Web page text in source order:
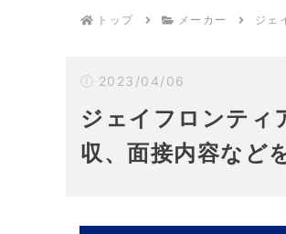
トップ メーカー ジェ
2023/04/06
ジェイフロンティ
収、面接内容など